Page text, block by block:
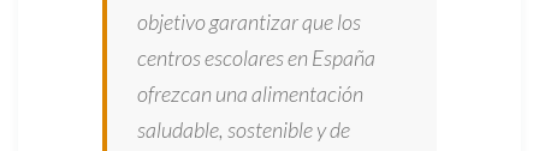
objetivo garantizar que los
centros escolares en España
ofrezcan una alimentación
saludable, sostenible y de